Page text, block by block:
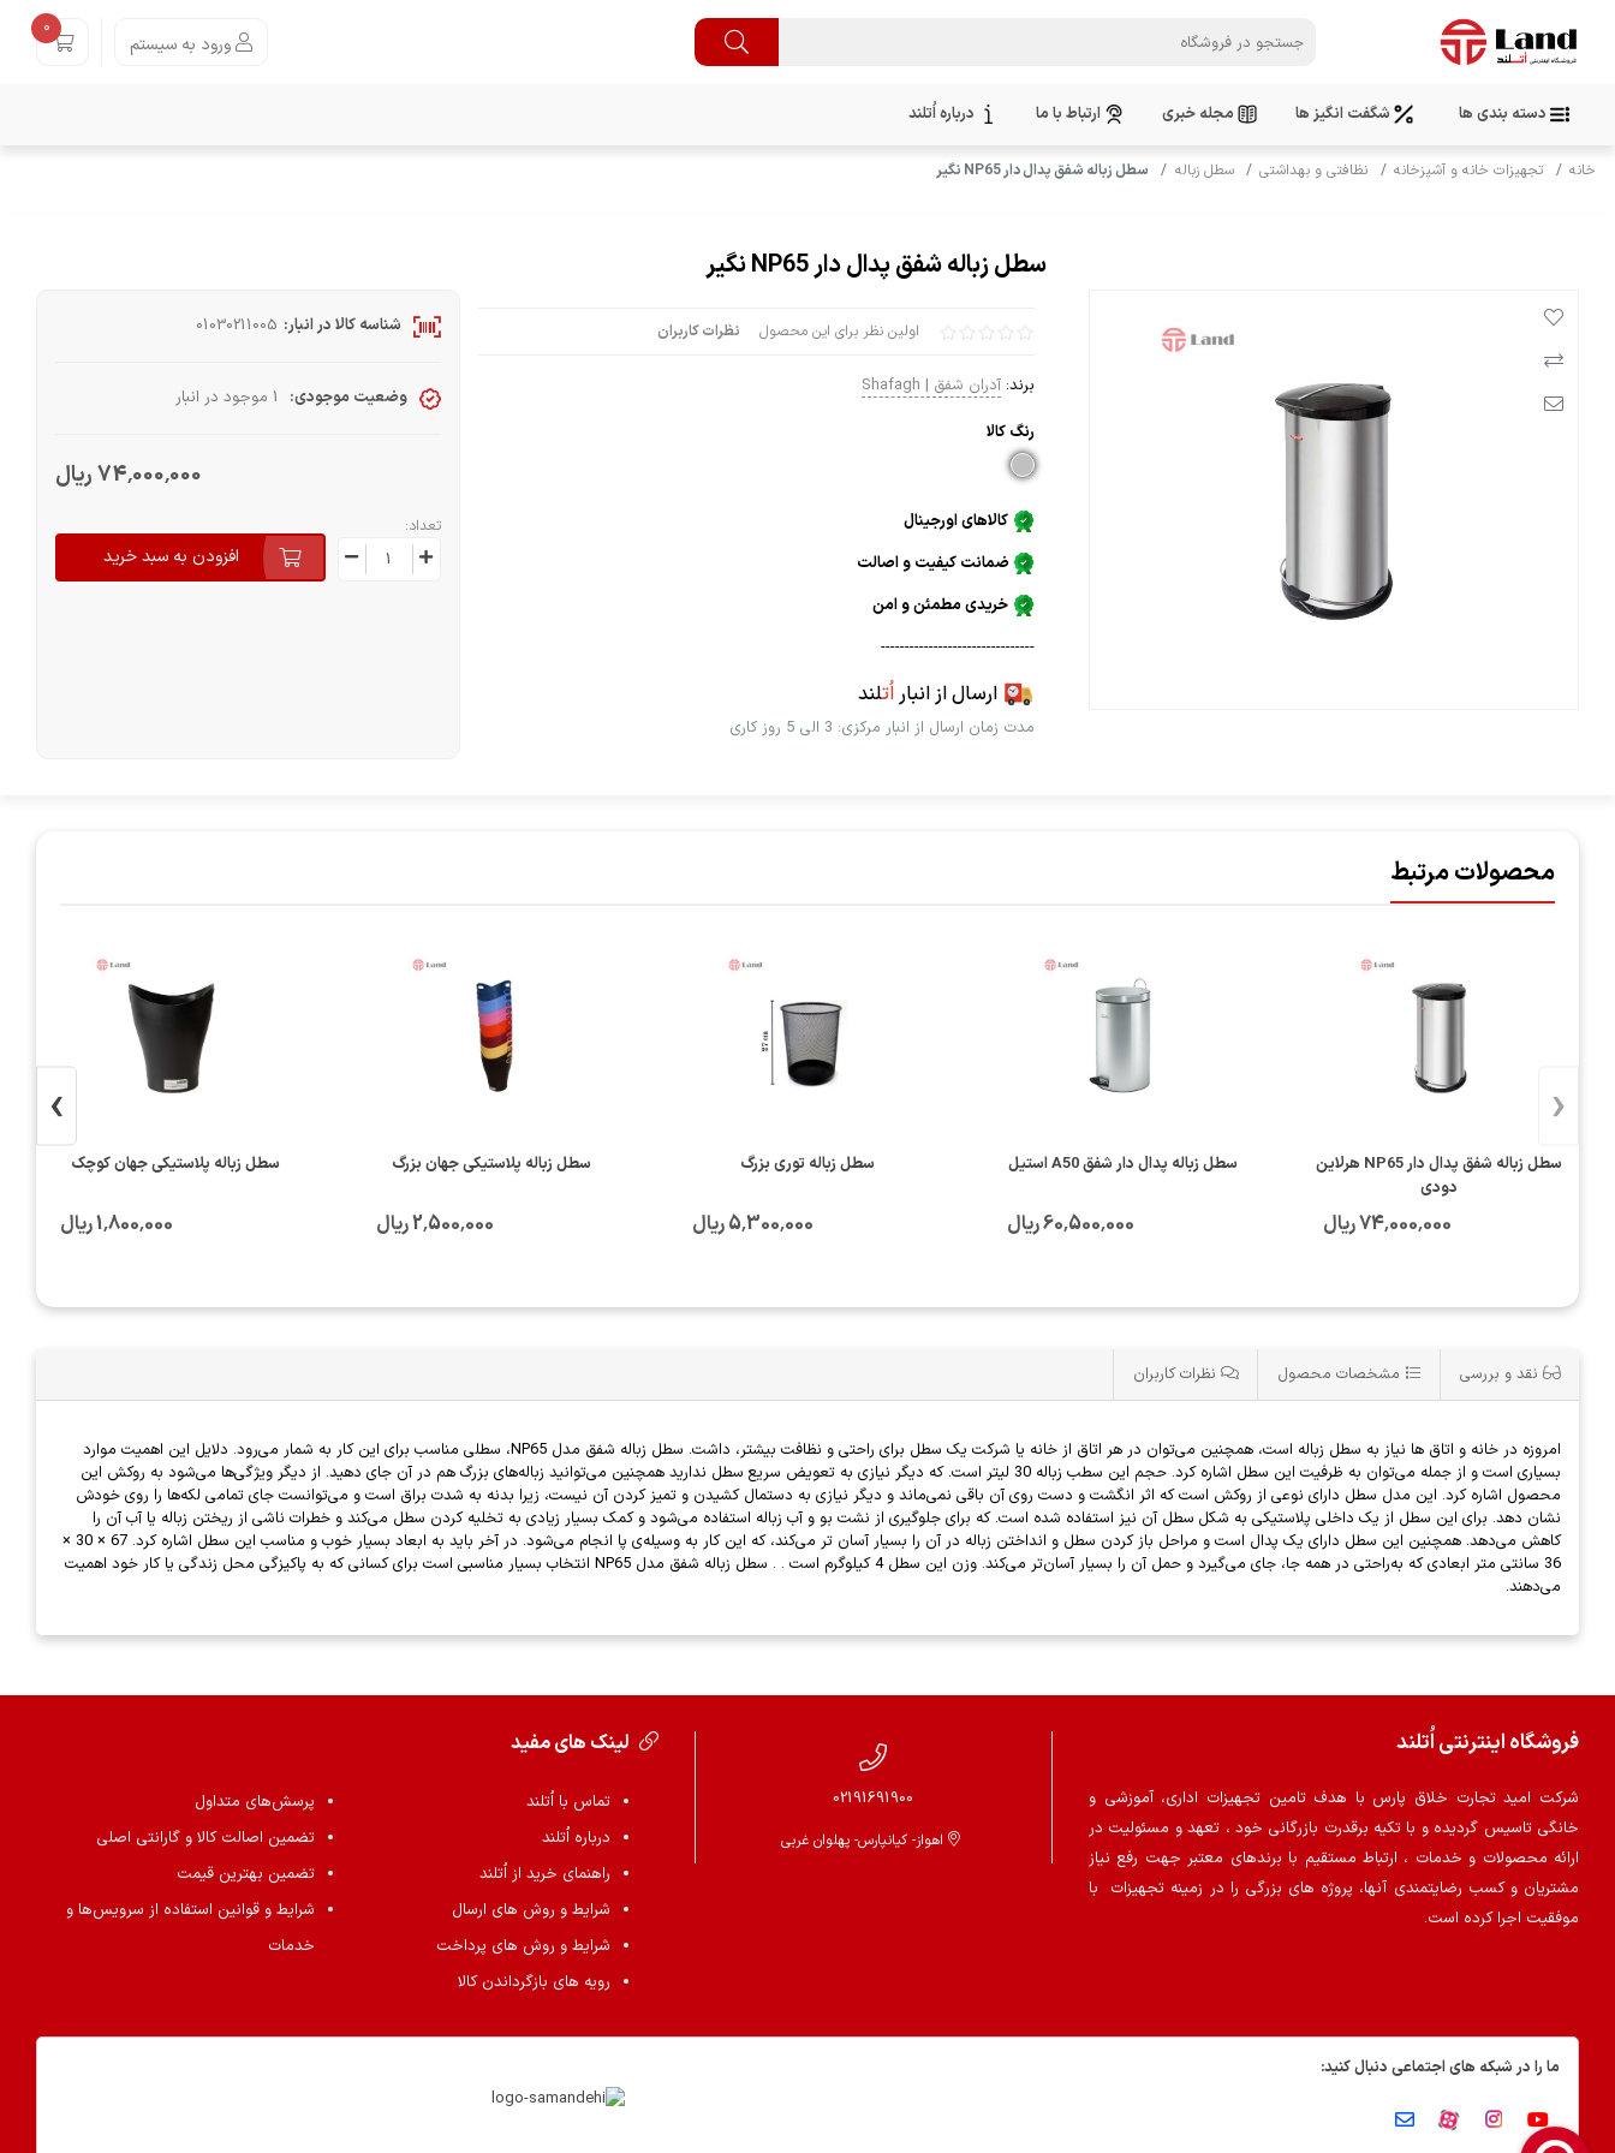
ورود به سیستم
0
دسته بندی ها شگفت انگیز ها مجله خبری ارتباط با ما درباره اُتلند
خانه تجهیزات خانه و آشپزخانه نظافتی و بهداشتی سطل زباله سطل زباله شفق پدال دار NP65 نگیر
سطل زباله شفق پدال دار NP65 نگیر
اولین نظر برای این محصول نظرات کاربران
برند: آدران شفق | Shafagh
رنگ كالا
کالاهای اورجینال
ضمانت کیفیت و اصالت
خریدی مطمئن و امن
--------------------------------
ارسال از انباراُتلند
مدت زمان ارسال از انبار مرکزی: 3 الی 5 روز کاری
شناسه کالا در انبار: 01030211005
وضعیت موجودی: 1 موجود در انبار
74٬000٬000 ریال
تعداد:
افزودن به سبد خرید
محصولات مرتبط
سطل زباله شفق پدال دار NP65 هرلاین
دودی
74٬000٬000 ریال
سطل زباله پدال دار شفق A50 استیل
60٬500٬000 ریال
سطل زباله توری بزرگ
5٬300٬000 ریال
سطل زباله پلاستیکی جهان بزرگ
2٬500٬000 ریال
سطل زباله پلاستیکی جهان کوچک
1٬800٬000 ریال
‹
›
نقد و بررسی مشخصات محصول نظرات کاربران
امروزه در خانه و اتاق ها نیاز به سطل زباله است، همچنین می‌توان در هر اتاق از خانه یا شرکت یک سطل برای راحتی و نظافت بیشتر، داشت. سطل زباله شفق مدل NP65، سطلی مناسب برای این کار به شمار می‌رود. دلایل این اهمیت موارد
بسیاری است و از جمله می‌توان به ظرفیت این سطل اشاره کرد. حجم این سطب زباله 30 لیتر است. که دیگر نیازی به تعویض سریع سطل ندارید همچنین می‌توانید زباله‌های بزرگ هم در آن جای دهید. از دیگر ویژگی‌ها می‌شود به روکش این
محصول اشاره کرد. این مدل سطل دارای نوعی از روکش است که اثر انگشت و دست روی آن باقی نمی‌ماند و دیگر نیازی به دستمال کشیدن و تمیز کردن آن نیست، زیرا بدنه به شدت براق است و می‌توانست جای تمامی لکه‌ها را روی خودش
نشان دهد. برای این سطل از یک داخلی پلاستیکی به شکل سطل آن نیز استفاده شده است. که برای جلوگیری از نشت بو و آب زباله استفاده می‌شود و کمک بسیار زیادی به تخلیه کردن سطل می‌کند و خطرات ناشی از ریختن زباله یا آب آن را
کاهش می‌دهد. همچنین این سطل دارای یک پدال است و مراحل باز کردن سطل و انداختن زباله در آن را بسیار آسان تر می‌کند، که این کار به وسیله‌ی پا انجام می‌شود. در آخر باید به ابعاد بسیار خوب و مناسب این سطل اشاره کرد. 67 × 30 ×
36 سانتی متر ابعادی که به‌راحتی در همه جا، جای می‌گیرد و حمل آن را بسیار آسان‌تر می‌کند. وزن این سطل 4 کیلوگرم است . . سطل زباله شفق مدل NP65 انتخاب بسیار مناسبی است برای کسانی که به پاکیزگی محل زندگی یا کار خود اهمیت
می‌دهند.
فروشگاه اینترنتی اُتلند
شرکت امید تجارت خلاق پارس با هدف تامین تجهیزات اداری، آموزشی و
خانگی تاسیس گردیده و با تکیه برقدرت بازرگانی خود ، تعهد و مسئولیت در
ارائه محصولات و خدمات ، ارتباط مستقیم با برندهای معتبر جهت رفع نیاز
مشتریان و کسب رضایتمندی آنها، پروژه های بزرگی را در زمینه تجهیزات با
موفقیت اجرا کرده است.
02191691900
اهواز- کیانپارس- پهلوان غربی
لینک های مفید
تماس با اُتلند
درباره اُتلند
راهنمای خرید از اُتلند
شرایط و روش های ارسال
شرایط و روش های پرداخت
رویه های بازگرداندن کالا
پرسش‌های متداول
تضمین اصالت کالا و گارانتی اصلی
تضمین بهترین قیمت
شرایط و قوانین استفاده از سرویس‌ها و
خدمات
ما را در شبکه های اجتماعی دنبال کنید: